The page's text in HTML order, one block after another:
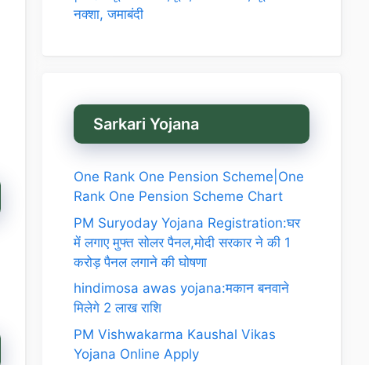
नक्शा, जमाबंदी
Sarkari Yojana
One Rank One Pension Scheme|One
Rank One Pension Scheme Chart
PM Suryoday Yojana Registration:घर
में लगाए मुफ्त सोलर पैनल,मोदी सरकार ने की 1
करोड़ पैनल लगाने की घोषणा
hindimosa awas yojana:मकान बनवाने
मिलेगे 2 लाख राशि
PM Vishwakarma Kaushal Vikas
Yojana Online Apply